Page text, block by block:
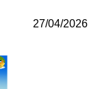
27/04/2026